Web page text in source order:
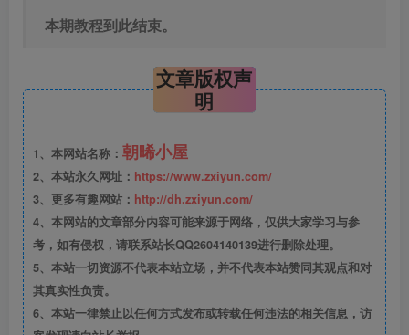
本期教程到此结束。
文章版权声
明
1、本网站名称： 朝晞小屋
2、本站永久网址： https://www.zxiyun.com/
3、更多有趣网站： http://dh.zxiyun.com/
4、本网站的文章部分内容可能来源于网络，仅供大家学习与参
考，如有侵权，请联系站长QQ2604140139进行删除处理。
5、本站一切资源不代表本站立场，并不代表本站赞同其观点和对
其真实性负责。
6、本站一律禁止以任何方式发布或转载任何违法的相关信息，访